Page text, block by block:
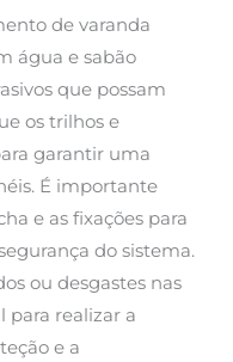
de varanda
água e sabão
que possam
os trilhos e
garantir uma
É importante
e as fixações para
do sistema.
ou desgastes nas
para realizar a
e a